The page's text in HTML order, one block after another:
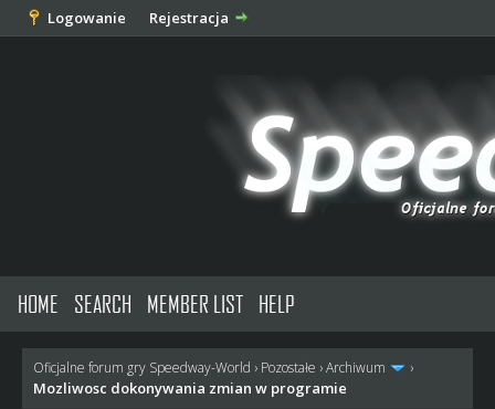
Logowanie Rejestracja
HOME SEARCH MEMBER LIST HELP
Oficjalne forum gry Speedway-World › Pozostałe ›Archiwum ›
Mozliwosc dokonywania zmian w programie